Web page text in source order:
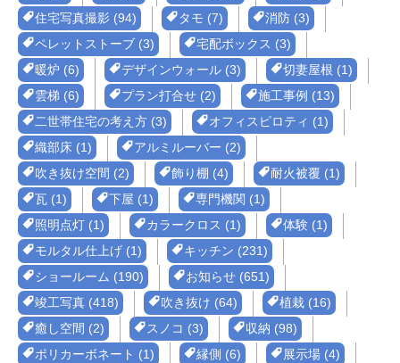
住宅写真撮影 (94)
タモ (7)
消防 (3)
ペレットストーブ (3)
宅配ボックス (3)
暖炉 (6)
デザインウォール (3)
切妻屋根 (1)
雲梯 (6)
プラン打合せ (2)
施工事例 (13)
二世帯住宅の考え方 (3)
オフィスピロティ (1)
織部床 (1)
アルミルーバー (2)
吹き抜け空間 (2)
飾り棚 (4)
耐火被覆 (1)
瓦 (1)
下屋 (1)
専門機関 (1)
照明点灯 (1)
カラークロス (1)
体験 (1)
モルタル仕上げ (1)
キッチン (231)
ショールーム (190)
お知らせ (651)
竣工写真 (418)
吹き抜け (64)
植栽 (16)
癒し空間 (2)
スノコ (3)
収納 (98)
ポリカーボネート (1)
縁側 (6)
展示場 (4)